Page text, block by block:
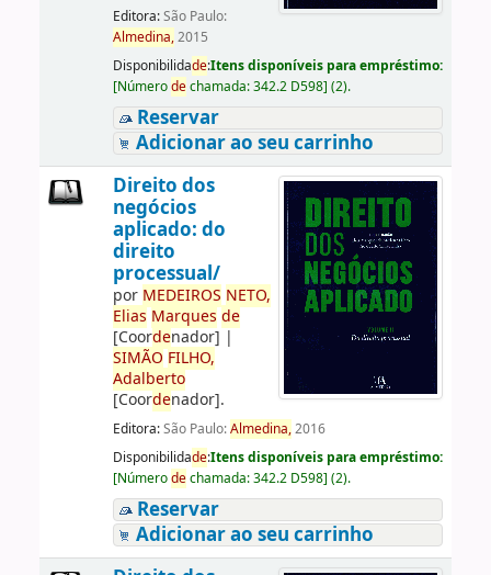
Editora:São Paulo:
Almedina,2015
Disponibilidade:Itens disponíveis para empréstimo:
[Númerodechamada:342.2 D598] (2).
Reservar
Adicionar ao seu carrinho
Direito dos
negócios
aplicado: do
direito
processual/
por MEDEIROS NETO,
Elias Marques de
[Coordenador] |
SIMÃO FILHO,
Adalberto
[Coordenador].
Editora:São Paulo:Almedina,2016
Disponibilidade:Itens disponíveis para empréstimo:
[Númerodechamada:342.2 D598] (2).
Reservar
Adicionar ao seu carrinho